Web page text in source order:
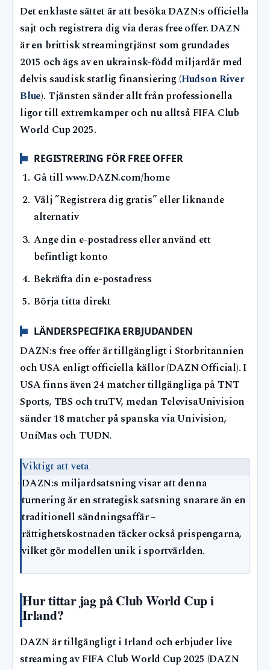
Det enklaste sättet är att besöka DAZN:s officiella
sajt och registrera dig via deras free offer. DAZN
är en brittisk streamingtjänst som grundades
2015 och ägs av en ukrainsk-född miljardär med
delvis saudisk statlig finansiering (Hudson River
Blue). Tjänsten sänder allt från professionella
ligor till extremkamper och nu alltså FIFA Club
World Cup 2025.
REGISTRERING FÖR FREE OFFER
Gå till www.DAZN.com/home
Välj ”Registrera dig gratis” eller liknande
alternativ
Ange din e-postadress eller använd ett
befintligt konto
Bekräfta din e-postadress
Börja titta direkt
LÄNDERSPECIFIKA ERBJUDANDEN
DAZN:s free offer är tillgängligt i Storbritannien
och USA enligt officiella källor (DAZN Official). I
USA finns även 24 matcher tillgängliga på TNT
Sports, TBS och truTV, medan TelevisaUnivision
sänder 18 matcher på spanska via Univision,
UníMas och TUDN.
Viktigt att veta
DAZN:s miljardsatsning visar att denna
turnering är en strategisk satsning snarare än en
traditionell sändningsaffär –
rättighetskostnaden täcker också prispengarna,
vilket gör modellen unik i sportvärlden.
Hur tittar jag på Club World Cup i
Irland?
DAZN är tillgängligt i Irland och erbjuder live
streaming av FIFA Club World Cup 2025 (DAZN